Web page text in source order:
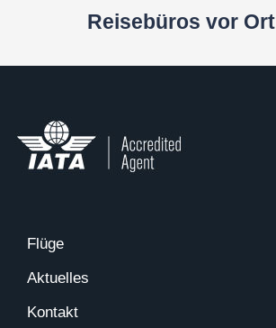
Reisebüros vor Ort
Flüge
Aktuelles
Kontakt